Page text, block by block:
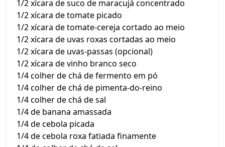
1/2 xícara de suco de maracujá concentrado
1/2 xícara de tomate picado
1/2 xícara de tomate-cereja cortado ao meio
1/2 xícara de uvas roxas cortadas ao meio
1/2 xícara de uvas-passas (opcional)
1/2 xícara de vinho branco seco
1/4 colher de chá de fermento em pó
1/4 colher de chá de pimenta-do-reino
1/4 colher de chá de sal
1/4 de banana amassada
1/4 de cebola picada
1/4 de cebola roxa fatiada finamente